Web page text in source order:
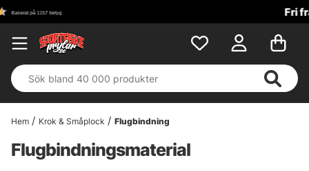
Hem Krok & Småplock Flugbindning
Flugbindningsmaterial